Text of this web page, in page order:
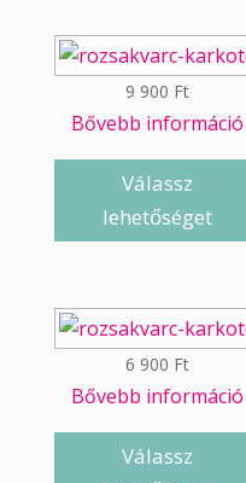
9 900 Ft
Bővebb információ
Válassz
lehetőséget
6 900 Ft
Bővebb információ
Válassz